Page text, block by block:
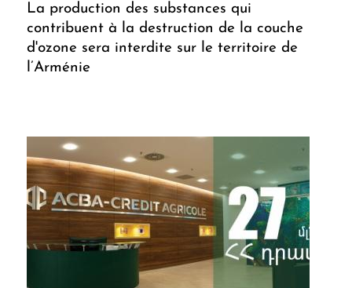
La production des substances qui
contribuent à la destruction de la couche
d'ozone sera interdite sur le territoire de
l’Arménie